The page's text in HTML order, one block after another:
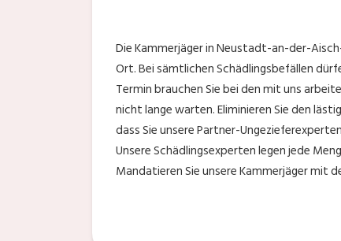
Die Kammerjäger in Neustadt-an-der-
Ort. Bei sämtlichen Schädlingsbefällen
Termin brauchen Sie bei den mit uns
nicht lange warten. Eliminieren Sie den
dass Sie unsere Partner-
Unsere Schädlingsexperten legen jede
Mandatieren Sie unsere Kammerjäger mit